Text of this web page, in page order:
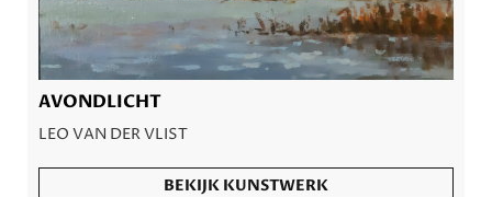
AVONDLICHT
LEO VAN DER VLIST
BEKIJK KUNSTWERK